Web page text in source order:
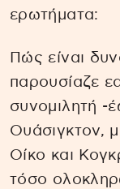
ερωτήματα:
Πώς είναι
παρουσίαζε
συνομιλητή -
Ουάσιγκτον,
Οίκο και
τόσο